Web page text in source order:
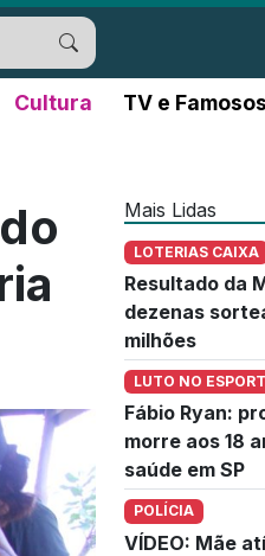
Cultura TV e Famosos
Mais Lidas
LOTERIAS CAIXA
Resultado da
dezenas
milhões
LUTO NO
Fábio Ryan:
morre aos 18
saúde em SP
POLÍCIA
VÍDEO: Mãe